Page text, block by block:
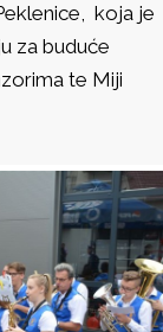
koja je
za buduće
te Miji